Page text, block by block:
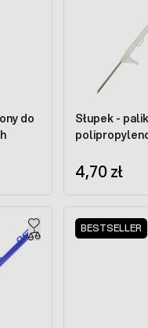
do
Słupek -
4,70 zł
BESTSELLER